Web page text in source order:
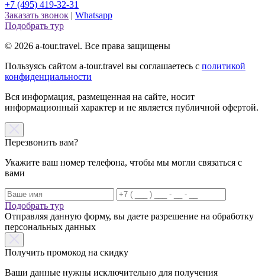
+7 (495) 419-32-31
Заказать звонок | Whatsapp
Подобрать тур
© 2026 a-tour.travel. Все права защищены
Пользуясь сайтом a-tour.travel вы соглашаетесь с политикой
конфиденциальности
Вся информация, размещенная на сайте, носит
информационный характер и не является публичной офертой.
Перезвонить вам?
Укажите ваш номер телефона, чтобы мы могли связаться с
вами
Подобрать тур
Отправляя данную форму, вы даете разрешение на обработку
персональных данных
Получить промокод на скидку
Ваши данные нужны исключительно для получения